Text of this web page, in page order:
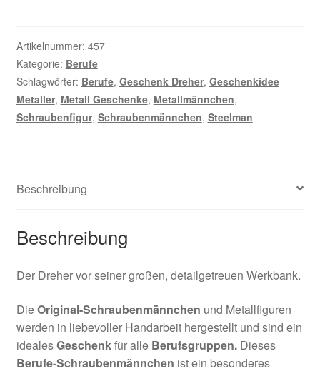
Artikelnummer: 457
Kategorie: Berufe
Schlagwörter: Berufe, Geschenk Dreher, Geschenkidee
Metaller, Metall Geschenke, Metallmännchen,
Schraubenfigur, Schraubenmännchen, Steelman
Beschreibung
Beschreibung
Der Dreher vor seiner großen, detailgetreuen Werkbank.
DieOriginal-Schraubenmännchen und Metallfiguren
werden in liebevoller Handarbeit hergestellt und sind ein
idealesGeschenkfür alle Berufsgruppen.Dieses
Berufe-Schraubenmännchen ist ein besonderes